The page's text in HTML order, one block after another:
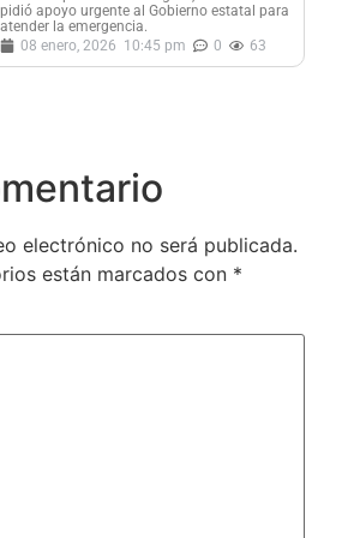
pidió apoyo urgente al Gobierno estatal para
atender la emergencia.
08 enero, 2026 10:45 pm 0 63
electrónico no será publicada.
están marcados con *